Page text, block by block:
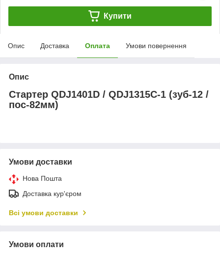
Купити
Опис Доставка Оплата Умови повернення
Опис
Стартер QDJ1401D / QDJ1315C-1 (зуб-12 /
пос-82мм)
Умови доставки
Нова Пошта
Доставка кур'єром
Всі умови доставки
Умови оплати